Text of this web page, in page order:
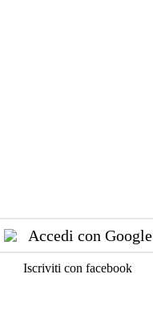
Accedi con Google
Iscriviti con facebook